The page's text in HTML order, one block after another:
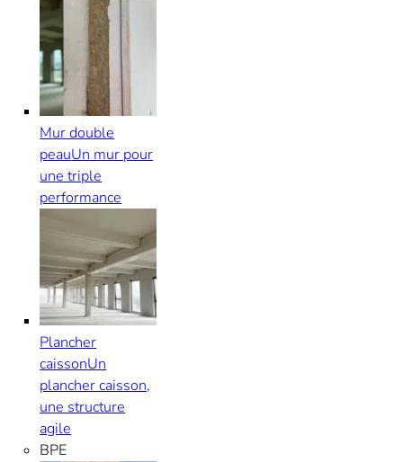
Mur double
peauUn mur pour
une triple
performance
Plancher
caissonUn
plancher caisson,
une structure
agile
BPE